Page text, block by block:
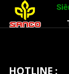
HOTLINE :